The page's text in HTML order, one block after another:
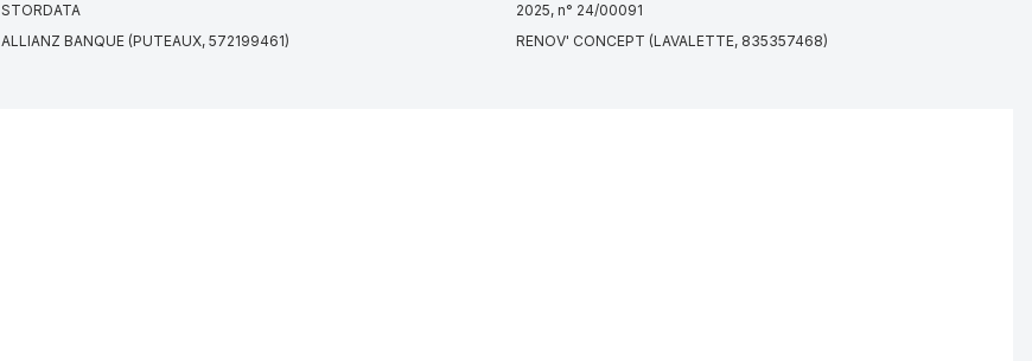
STORDATA
ALLIANZ BANQUE (PUTEAUX, 572199461)
2025, n° 24/00091
RENOV' CONCEPT (LAVALETTE, 835357468)